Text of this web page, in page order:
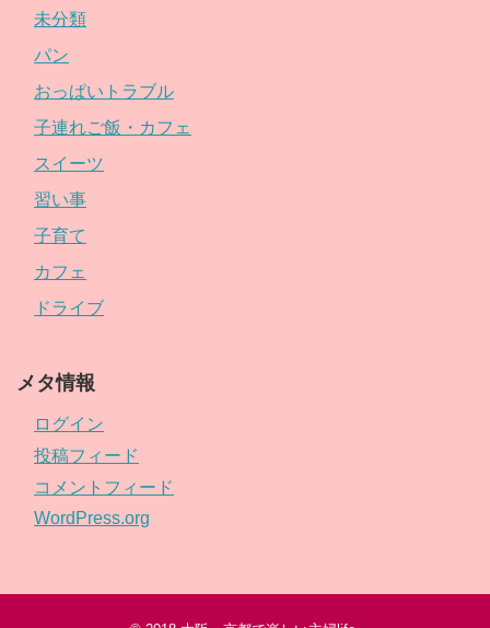
未分類
パン
おっぱいトラブル
子連れご飯・カフェ
スイーツ
習い事
子育て
カフェ
ドライブ
メタ情報
ログイン
投稿フィード
コメントフィード
WordPress.org